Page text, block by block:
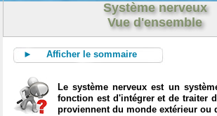
Système nerveux
Vue d'ensemble
► Afficher le sommaire
Le système nerveux est un
fonction est d'intégrer et de traiter
proviennent du monde extérieur ou